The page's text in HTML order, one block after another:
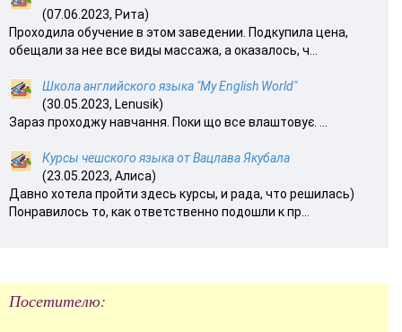
(07.06.2023, Рита)
Проходила обучение в этом заведении. Подкупила цена,
обещали за нее все виды массажа, а оказалось, ч...
Школа английского языка "My English World"
(30.05.2023, Lenusik)
Зараз проходжу навчання. Поки що все влаштовує. ...
Курсы чешского языка от Вацлава Якубала
(23.05.2023, Алиса)
Давно хотела пройти здесь курсы, и рада, что решилась)
Понравилось то, как ответственно подошли к пр...
Посетителю: